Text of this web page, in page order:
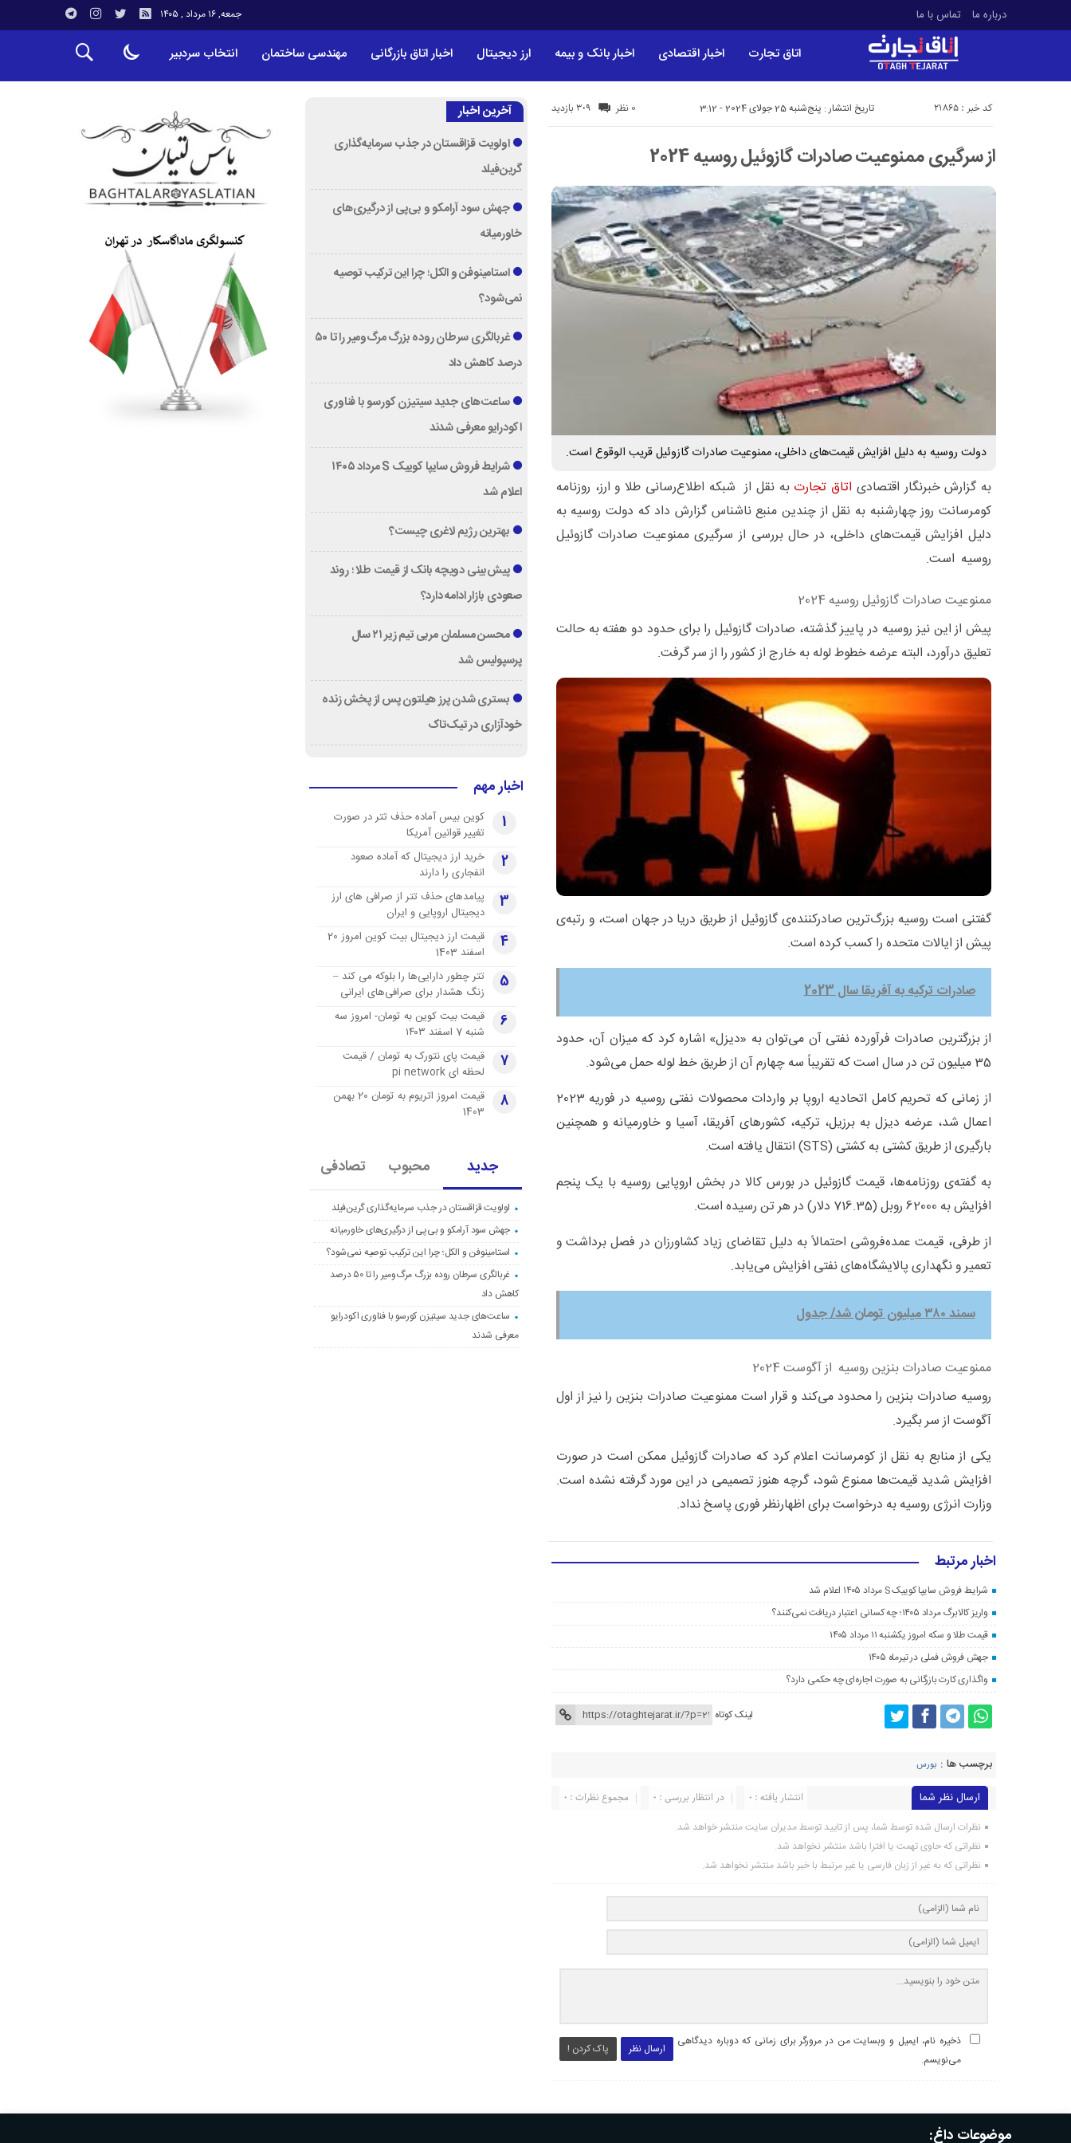
درباره ما تماس با ما جمعه, ۱۶ مرداد , ۱۴۰۵
اتاق تجارت اخبار اقتصادی اخبار بانک و بیمه ارز دیجیتال اخبار اتاق بازرگانی مهندسی ساختمان انتخاب سردبیر
تاریخ انتشار : پنج‌شنبه 25 جولای 2024 - 3:12 309 بازدید کد خبر : 21865 0 نظر
از سرگیری ممنوعیت صادرات گازوئیل روسیه 2024
دولت روسیه به دلیل افزایش قیمت‌های داخلی، ممنوعیت صادرات گازوئیل قریب الوقوع است.
به گزارش خبرنگار اقتصادی اتاق تجارت به نقل از شبکه اطلاع‌رسانی طلا و ارز، روزنامه
کومرسانت روز چهارشنبه به نقل از چندین منبع ناشناس گزارش داد که دولت روسیه به
دلیل افزایش قیمت‌های داخلی، در حال بررسی از سرگیری ممنوعیت صادرات گازوئیل
روسیه است.
ممنوعیت صادرات گازوئیل روسیه 2024
پیش از این نیز روسیه در پاییز گذشته، صادرات گازوئیل را برای حدود دو هفته به حالت
تعلیق درآورد، البته عرضه خطوط لوله به خارج از کشور را از سر گرفت.
گفتنی است روسیه بزرگ‌ترین صادرکننده‌ی گازوئیل از طریق دریا در جهان است، و رتبه‌ی
پیش از ایالات متحده را کسب کرده است.
صادرات ترکیه به آفریقا سال 2023
از بزرگترین صادرات فرآورده نفتی آن می‌توان به «دیزل» اشاره کرد که میزان آن، حدود
35 میلیون تن در سال است که تقریباً سه چهارم آن از طریق خط لوله حمل می‌شود.
از زمانی که تحریم کامل اتحادیه اروپا بر واردات محصولات نفتی روسیه در فوریه 2023
اعمال شد، عرضه دیزل به برزیل، ترکیه، کشورهای آفریقا، آسیا و خاورمیانه و همچنین
بارگیری از طریق کشتی به کشتی (STS) انتقال یافته است.
به گفته‌ی روزنامه‌ها، قیمت گازوئیل در بورس کالا در بخش اروپایی روسیه با یک پنجم
افزایش به 62000 روبل (716.35 دلار) در هر تن رسیده است.
از طرفی، قیمت عمده‌فروشی احتمالاً به دلیل تقاضای زیاد کشاورزان در فصل برداشت و
تعمیر و نگهداری پالایشگاه‌های نفتی افزایش می‌یابد.
سمند ۳۸۰ میلیون تومان شد/ جدول
ممنوعیت صادرات بنزین روسیه از آگوست 2024
روسیه صادرات بنزین را محدود می‌کند و قرار است ممنوعیت صادرات بنزین را نیز از اول
آگوست از سر بگیرد.
یکی از منابع به نقل از کومرسانت اعلام کرد که صادرات گازوئیل ممکن است در صورت
افزایش شدید قیمت‌ها ممنوع شود، گرچه هنوز تصمیمی در این مورد گرفته نشده است.
وزارت انرژی روسیه به درخواست برای اظهارنظر فوری پاسخ نداد.
اخبار مرتبط
شرایط فروش سایپا کوییک S مرداد ۱۴۰۵ اعلام شد
واریز کالابرگ مرداد ۱۴۰۵؛ چه کسانی اعتبار دریافت نمی‌کنند؟
قیمت طلا و سکه امروز یکشنبه ۱۱ مرداد ۱۴۰۵
جهش فروش فملی در تیرماه ۱۴۰۵
واگذاری کارت بازرگانی به صورت اجاره‌ای چه حکمی دارد؟
لینک کوتاه
برچسب ها : بورس
ارسال نظر شما مجموع نظرات : 0 در انتظار بررسی : 0 انتشار یافته : 0
نظرات ارسال شده توسط شما، پس از تایید توسط مدیران سایت منتشر خواهد شد.
نظراتی که حاوی تهمت یا افترا باشد منتشر نخواهد شد.
نظراتی که به غیر از زبان فارسی یا غیر مرتبط با خبر باشد منتشر نخواهد شد.
ارسال نظر پاک کردن !
ذخیره نام، ایمیل و وبسایت من در مرورگر برای زمانی که دوباره دیدگاهی
می‌نویسم.
آخرین اخبار
اولویت قزاقستان در جذب سرمایه‌گذاری
گرین‌فیلد
جهش سود آرامکو و بی‌پی از درگیری‌های
خاورمیانه
استامینوفن و الکل؛ چرا این ترکیب توصیه
نمی‌شود؟
غربالگری سرطان روده بزرگ مرگ‌ومیر را تا ۵۰
درصد کاهش داد
ساعت‌های جدید سیتیزن کورسو با فناوری
اکودرایو معرفی شدند
شرایط فروش سایپا کوییک S مرداد ۱۴۰۵
اعلام شد
بهترین رژیم لاغری چیست؟
پیش‌بینی دویچه‌ بانک از قیمت طلا ؛ روند
صعودی بازار ادامه دارد؟
محسن مسلمان مربی تیم زیر ۲۱ سال
پرسپولیس شد
بستری شدن پرز هیلتون پس از پخش زنده
خودآزاری در تیک‌تاک
اخبار مهم
1
کوین بیس آماده حذف تتر در صورت
تغییر قوانین آمریکا
2
خرید ارز دیجیتال که آماده صعود
انفجاری را دارند
3
پیامدهای حذف تتر از صرافی های ارز
دیجیتال اروپایی و ایران
4
قیمت ارز دیجیتال بیت کوین امروز 20
اسفند 1403
5
تتر چطور دارایی‌ها را بلوکه می کند –
زنگ هشدار برای صرافی‌های ایرانی
6
قیمت بیت کوین به تومان- امروز سه
شنبه 7 اسفند ۱۴۰۳
7
قیمت پای نتورک به تومان / قیمت
لحظه ای pi network
8
قیمت امروز اتریوم به تومان 20 بهمن
1403
جدید محبوب تصادفی
اولویت قزاقستان در جذب سرمایه‌گذاری گرین‌فیلد
جهش سود آرامکو و بی‌پی از درگیری‌های خاورمیانه
استامینوفن و الکل؛ چرا این ترکیب توصیه نمی‌شود؟
غربالگری سرطان روده بزرگ مرگ‌ومیر را تا ۵۰ درصد
کاهش داد
ساعت‌های جدید سیتیزن کورسو با فناوری اکودرایو
معرفی شدند
موضوعات داغ: